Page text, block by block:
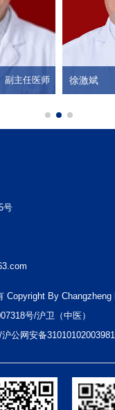
副主任医师 徐激斌
号
Copyright By Changzheng
号/沪卫（中医）
公网安备